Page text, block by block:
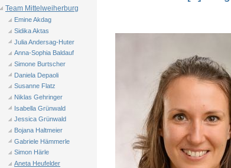
Team Mittelweiherburg
Emine Akdag
Sidika Aktas
Julia Andersag-Huter
Anna-Sophia Baldauf
Simone Burtscher
Daniela Depaoli
Susanne Flatz
Niklas Gehringer
Isabella Grünwald
Jessica Grünwald
Bojana Haltmeier
Gabriele Hämmerle
Simon Härle
Aneta Heufelder